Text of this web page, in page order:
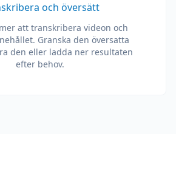
och översätt
att transkribera videon och
Granska den översatta
den eller ladda ner resultaten
efter behov.